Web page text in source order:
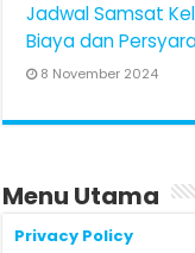
Jadwal Samsat
Biaya dan
8 November 2024
Menu Utama
Privacy Policy